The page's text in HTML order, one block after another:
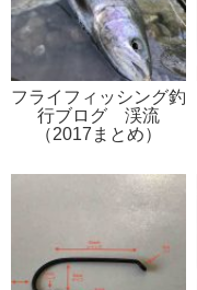
フライフィッシング釣
行ブログ 渓流
（2017まとめ）